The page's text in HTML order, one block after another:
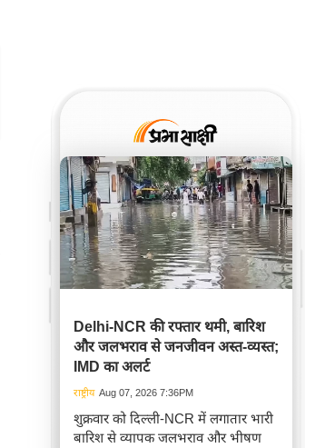
Delhi-NCR की रफ्तार थमी, बारिश
और जलभराव से जनजीवन अस्त-व्यस्त;
IMD का अलर्ट
राष्ट्रीय Aug 07, 2026 7:36PM
शुक्रवार को दिल्ली-NCR में लगातार भारी
बारिश से व्यापक जलभराव और भीषण